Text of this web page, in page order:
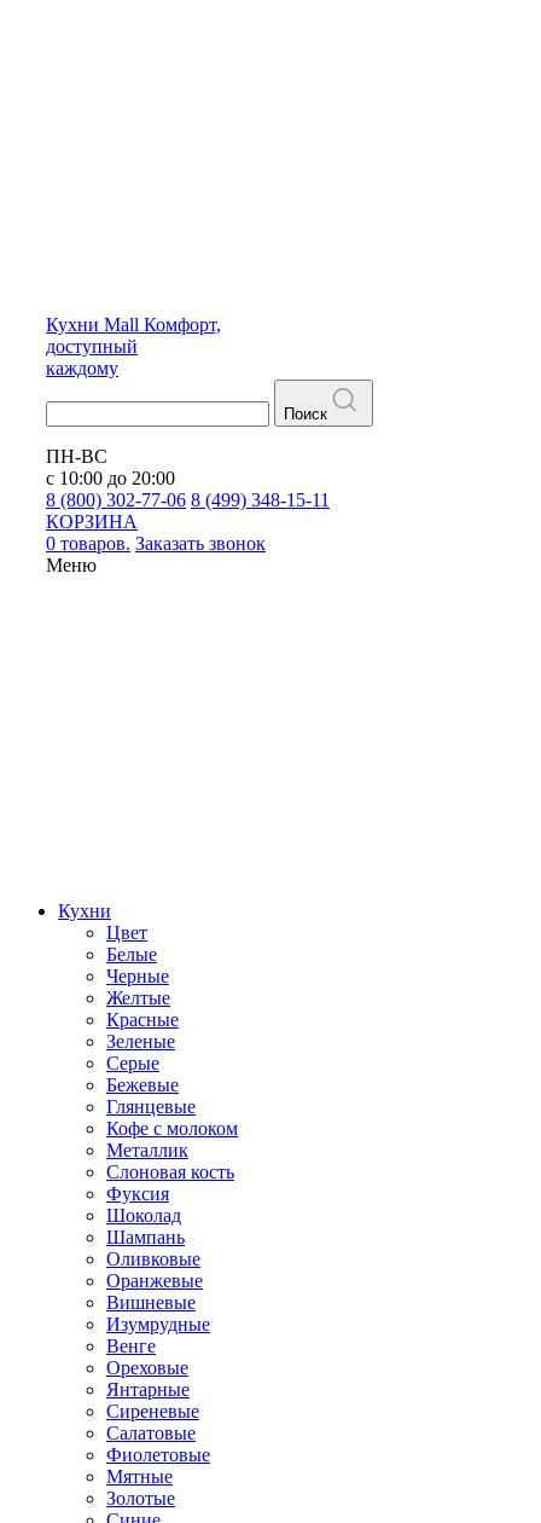
Кухни Mall Комфорт,
доступный
каждому
Поиск
ПН-ВС
с 10:00 до 20:00
8 (800) 302-77-06 8 (499) 348-15-11
КОРЗИНА
0 товаров. Заказать звонок
Меню
Кухни
Цвет
Белые
Черные
Желтые
Красные
Зеленые
Серые
Бежевые
Глянцевые
Кофе с молоком
Металлик
Слоновая кость
Фуксия
Шоколад
Шампань
Оливковые
Оранжевые
Вишневые
Изумрудные
Венге
Ореховые
Янтарные
Сиреневые
Салатовые
Фиолетовые
Мятные
Золотые